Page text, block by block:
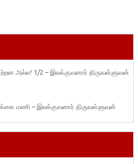
அல்ல! 1/2 – இலக்குவனார் திருவள்ளுவன்
மணி – இலக்குவனார் திருவள்ளுவன்